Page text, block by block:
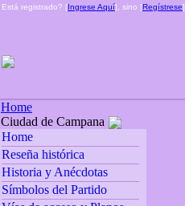
Está registrado? [Ingrese Aquí], sino [Regístrese]
Home
Ciudad de Campana
Home
Reseña histórica
Historia y Anécdotas
Símbolos del Partido